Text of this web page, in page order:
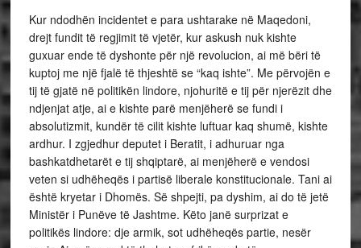
Kur ndodhën incidentet e para ushtarake në Maqedoni,
drejt fundit të regjimit të vjetër, kur askush nuk kishte
guxuar ende të dyshonte për një revolucion, ai më bëri të
kuptoj me një fjalë të thjeshtë se “kaq ishte”. Me përvojën e
tij të gjatë në politikën lindore, njohuritë e tij për njerëzit dhe
ndjenjat atje, ai e kishte parë menjëherë se fundi i
absolutizmit, kundër të cilit kishte luftuar kaq shumë, kishte
ardhur. I zgjedhur deputet i Beratit, i adhuruar nga
bashkatdhetarët e tij shqiptarë, ai menjëherë e vendosi
veten si udhëheqës i partisë liberale konstitucionale. Tani ai
është kryetar i Dhomës. Së shpejti, pa dyshim, ai do të jetë
Ministër i Punëve të Jashtme. Këto janë surprizat e
politikës lindore: dje armik, sot udhëheqës partie, nesër